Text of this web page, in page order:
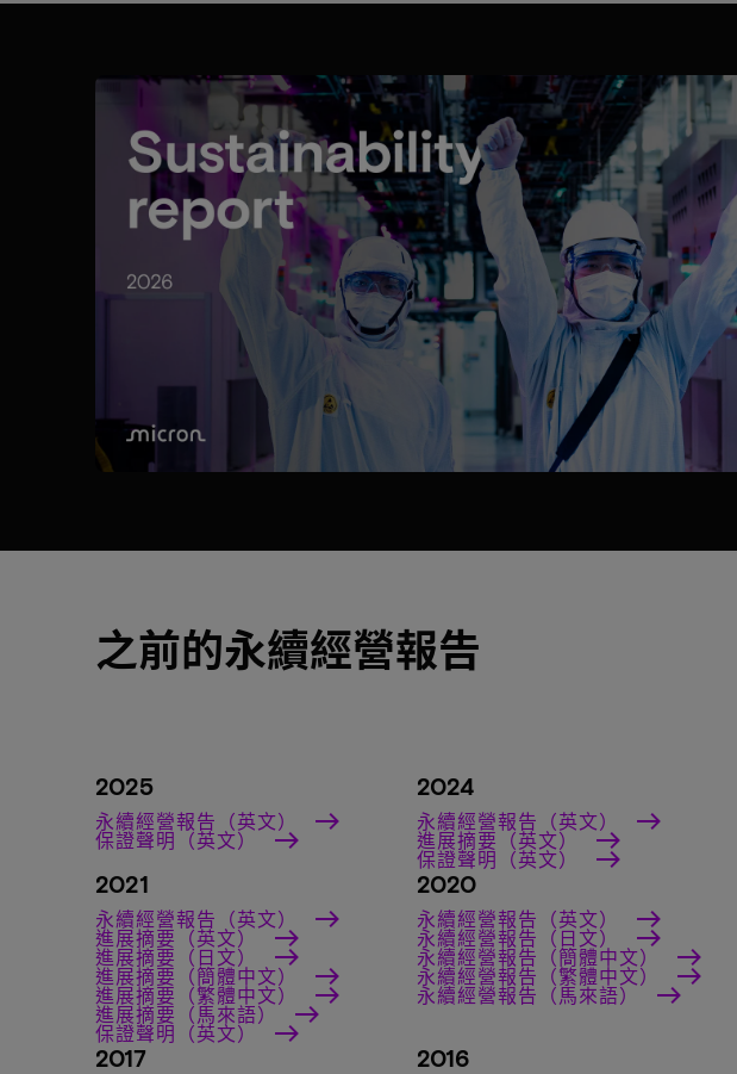
之前的永續經營報告
2025
永續經營報告（英文）
保證聲明（英文）
2024
永續經營報告（英文）
進展摘要（英文）
保證聲明（英文）
2021
永續經營報告（英文）
進展摘要（英文）
進展摘要（日文）
進展摘要（簡體中文）
進展摘要（繁體中文）
進展摘要（馬來語）
保證聲明（英文）
2020
永續經營報告（英文）
永續經營報告（日文）
永續經營報告（簡體中文）
永續經營報告（繁體中文）
永續經營報告（馬來語）
2017 2016